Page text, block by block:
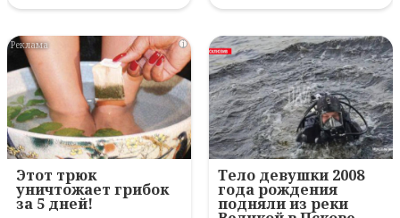
i
Этот трюк
уничтожает грибок
за 5 дней!
Тело девушки 2008
года рождения
подняли из реки